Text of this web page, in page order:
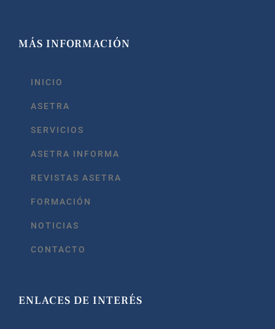
MÁS INFORMACIÓN
INICIO
ASETRA
SERVICIOS
ASETRA INFORMA
REVISTAS ASETRA
FORMACIÓN
NOTICIAS
CONTACTO
ENLACES DE INTERÉS